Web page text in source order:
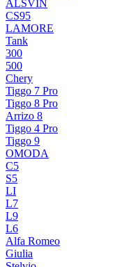
ALSVIN
CS95
LAMORE
Tank
300
500
Chery
Tiggo 7 Pro
Tiggo 8 Pro
Arrizo 8
Tiggo 4 Pro
Tiggo 9
OMODA
C5
S5
LI
L7
L9
L6
Alfa Romeo
Giulia